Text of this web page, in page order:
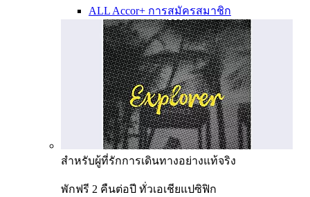
ALL Accor+ การสมัครสมาชิก
สำหรับผู้ที่รักการเดินทางอย่างแท้จริง
พักฟรี 2 คืนต่อปี ทั่วเอเชียแปซิฟิก